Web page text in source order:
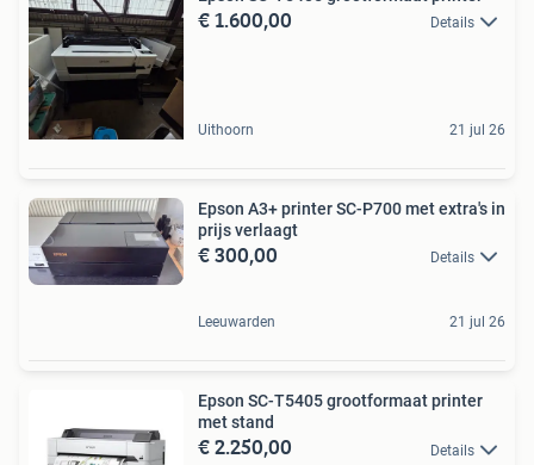
€ 1.600,00 Details
Uithoorn 21 jul 26
Epson A3+ printer SC-P700 met extra's in
prijs verlaagt
€ 300,00 Details
Leeuwarden 21 jul 26
Epson SC-T5405 grootformaat printer
met stand
€ 2.250,00 Details